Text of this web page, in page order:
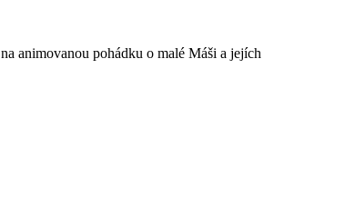
animovanou pohádku o malé Máši a jejích